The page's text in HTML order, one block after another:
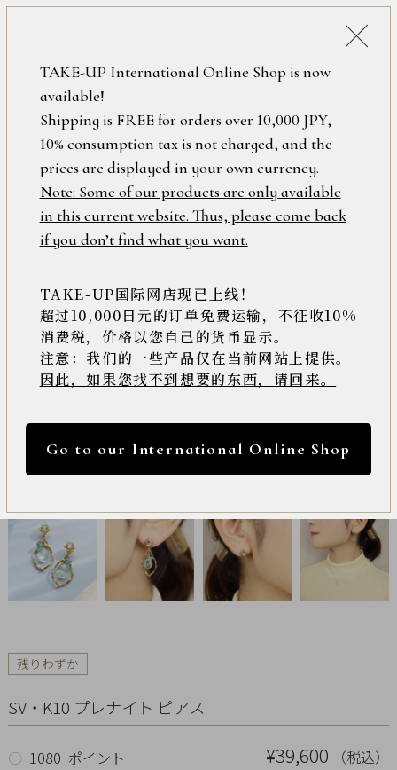
ONLINE SHOP
残りわずか
SV・K10 プレナイト ピアス
¥39,600 （税込）
○ 1080 ポイント
フリーワード
在庫なし含む
アイテム
ロ
グ
イ
ン
/
新
規
会
登
録
>>
Online
Shop
Item
ALL
Necklace
Earrings
Earrings
Charm
TAKE-UP International Online Shop is now
available!
Shipping is FREE for orders over 10,000 JPY,
10% consumption tax is not charged, and the
prices are displayed in your own currency.
Note: Some of our products are only available
in this current website. Thus, please come back
if you don’t find what you want.
TAKE-UP国际网店现已上线！
超过10,000日元的订单免费运输，不征收10%
消费税，价格以您自己的货币显示。
注意：我们的一些产品仅在当前网站上提供。
因此，如果您找不到想要的东西，请回来。
Go to our International Online Shop